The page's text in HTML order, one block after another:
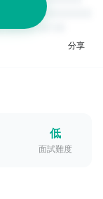
分享
低
面試難度